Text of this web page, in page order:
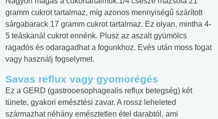
gramm cukrot tartalmaz, míg azonos mennyiségű szárított
sárgabarack 17 gramm cukrot tartalmaz. Ez olyan, mintha 4-
5 teáskanál cukrot ennénk. Plusz az aszalt gyümölcs
ragadós és odaragadhat a fogunkhoz. Evés után moss fogat
vagy használj fogselymet.
Savas reflux vagy gyomorégés
Ez a GERD (gastrooesophagealis reflux betegség) két
tünete, gyakori emésztési zavar. A rossz leheleted
származhat néhány emésztetlen étel darabtól, ami